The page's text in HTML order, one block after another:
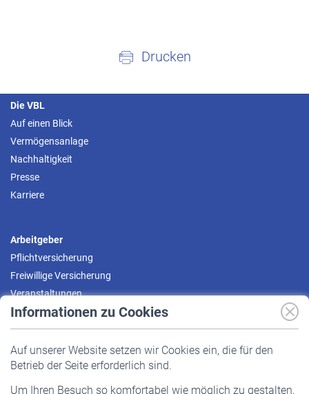
Informationen zu Cookies
Auf unserer Website setzen wir Cookies ein, die für den
Betrieb der Seite erforderlich sind.
Um Ihren Besuch so komfortabel wie möglich zu gestalten,
Drucken
Die VBL
Auf einen Blick
Vermögensanlage
Nachhaltigkeit
Presse
Karriere
Arbeitgeber
Pflichtversicherung
Freiwillige Versicherung
Veranstaltungen
Pflichtversicherung